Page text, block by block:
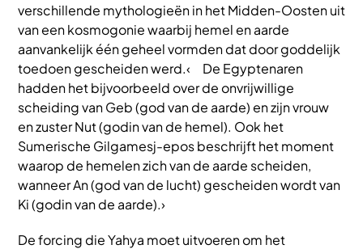
verschillende mythologieën in het Midden-Oosten uit
van een kosmogonie waarbij hemel en aarde
aanvankelijk één geheel vormden dat door goddelijk
toedoen gescheiden werd.‹ De Egyptenaren
hadden het bijvoorbeeld over de onvrijwillige
scheiding van Geb (god van de aarde) en zijn vrouw
en zuster Nut (godin van de hemel). Ook het
Sumerische Gilgamesj-epos beschrijft het moment
waarop de hemelen zich van de aarde scheiden,
wanneer An (god van de lucht) gescheiden wordt van
Ki (godin van de aarde).›
De forcing die Yahya moet uitvoeren om het